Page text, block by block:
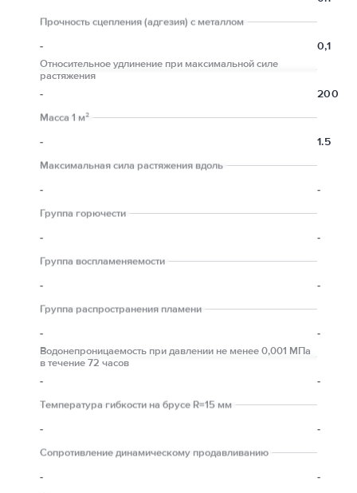
-
-
-
-
-
-
-
-
-
-
0,1
200
1.5
-
-
-
-
-
-
-
Прочность сцепления (адгезия) с металлом
Относительное удлинение при максимальной силе
растяжения
Масса 1 м²
Максимальная сила растяжения вдоль
Группа горючести
Группа воспламеняемости
Группа распространения пламени
Водонепроницаемость при давлении не менее 0,001 МПа
в течение 72 часов
Температура гибкости на брусе R=15 мм
Сопротивление динамическому продавливанию